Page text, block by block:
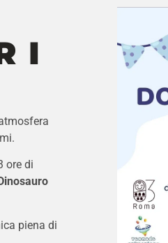
I
ore di
piena di